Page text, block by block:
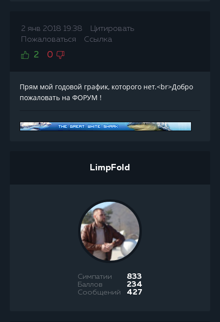
2 янв 2018 19:38
Цитировать
Пожаловаться
Ссылка
2 0
Прям мой годовой график, которого нет.<br>Добро
пожаловать на ФОРУМ !
LimpFold
Симпатии 833
Баллов 234
Сообщений 427